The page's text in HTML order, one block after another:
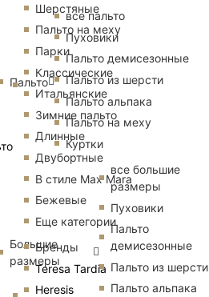
Шерстяные
Пальто на меху
Парки
Классические
Итальянские
Зимние пальто
Длинные
Двубортные
В стиле Max Mara
Бежевые
Еще категории
Бренды
Teresa Tardia
Heresis
Пальто
все пальто
Пуховики
Пальто демисезонные
Пальто из шерсти
Пальто альпака
Пальто на меху
Куртки
Большие
размеры
все большие
размеры
Пуховики
Пальто
демисезонные
Пальто из шерсти
Пальто альпака